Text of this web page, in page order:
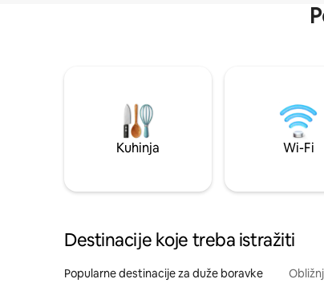
Kuhinja Wi-Fi
Destinacije koje treba istražiti
Popularne destinacije za duže boravke